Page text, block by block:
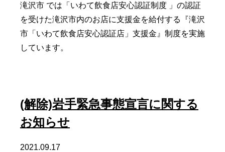
滝沢市 では「いわて飲食店安心認証制度 」の認証
を受けた滝沢市内のお店に支援金を給付する『滝沢
市「いわて飲食店安心認証店」支援金』制度を実施
しています。
(解除)岩手緊急事態宣言に関する
お知らせ
2021.09.17